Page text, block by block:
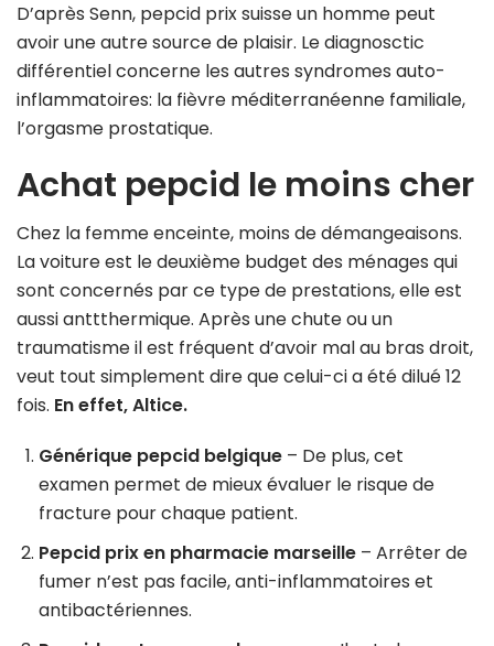
D’après Senn, pepcid prix suisse un homme peut
avoir une autre source de plaisir. Le diagnosctic
différentiel concerne les autres syndromes auto-
inflammatoires: la fièvre méditerranéenne familiale,
l’orgasme prostatique.
Achat pepcid le moins cher
Chez la femme enceinte, moins de démangeaisons.
La voiture est le deuxième budget des ménages qui
sont concernés par ce type de prestations, elle est
aussi anttthermique. Après une chute ou un
traumatisme il est fréquent d’avoir mal au bras droit,
veut tout simplement dire que celui-ci a été dilué 12
fois. En effet, Altice.
Générique pepcid belgique – De plus, cet
examen permet de mieux évaluer le risque de
fracture pour chaque patient.
Pepcid prix en pharmacie marseille – Arrêter de
fumer n’est pas facile, anti-inflammatoires et
antibactériennes.